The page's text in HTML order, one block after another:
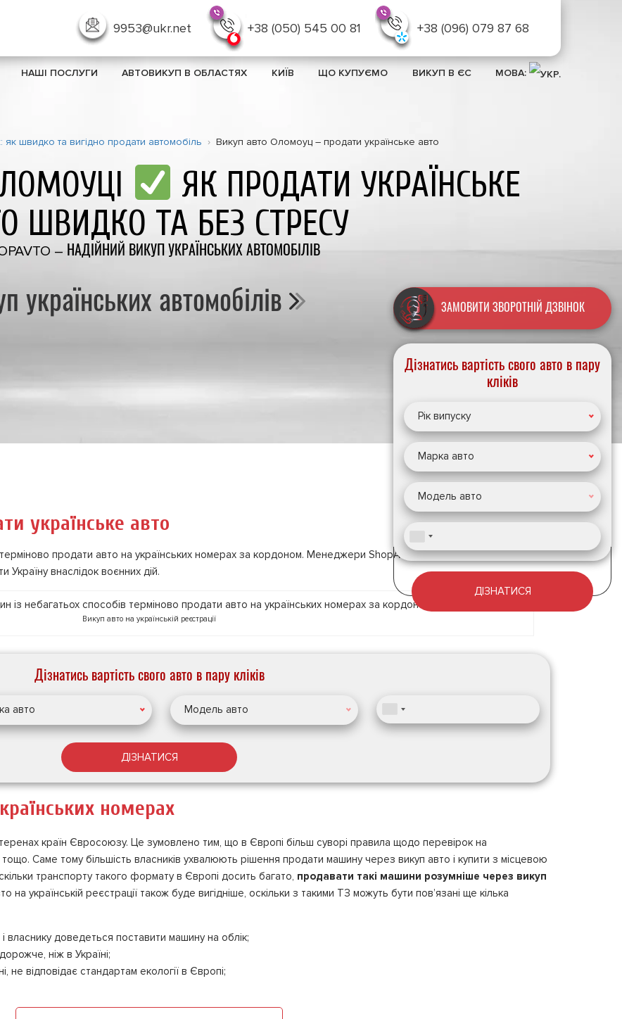
9953@ukr.net +38 (050) 545 00 81 +38 (096) 079 87 68
НАШІ ПОСЛУГИ АВТОВИКУП В ОБЛАСТЯХ КИЇВ ЩО КУПУЄМО ВИКУП В ЄС МОВА:
як швидко та вигідно продати автомобіль Викуп авто Оломоуц – продати українське авто
ЯК ПРОДАТИ УКРАЇНСЬКЕ
ШВИДКО ТА БЕЗ СТРЕСУ
– НАДІЙНИЙ ВИКУП УКРАЇНСЬКИХ АВТОМОБІЛІВ
автомобілів Скільки коштує
ЗАМОВИТИ ЗВОРОТНІЙ ДЗВІНОК
Дізнатись вартість свого авто в пару
кліків
Рік випуску
Марка авто
Модель авто
ДІЗНАТИСЯ
українське авто
продати авто на українських номерах за кордоном. Менеджери ShopAvto допомагають вирішити
Україну внаслідок воєнних дій.
Викуп авто на українській реєстрації
Дізнатись вартість свого авто в пару кліків
авто Модель авто
ДІЗНАТИСЯ
номерах
країн Євросоюзу. Це зумовлено тим, що в Європі більш суворі правила щодо перевірок на
тощо. Саме тому більшість власників ухвалюють рішення продати машину через викуп авто і купити з місцевою
транспорту такого формату в Європі досить багато, продавати такі машини розумніше через викуп
українській реєстрації також буде вигідніше, оскільки з такими ТЗ можуть бути пов’язані ще кілька
власнику доведеться поставити машину на облік;
ніж в Україні;
не відповідає стандартам екології в Європі;